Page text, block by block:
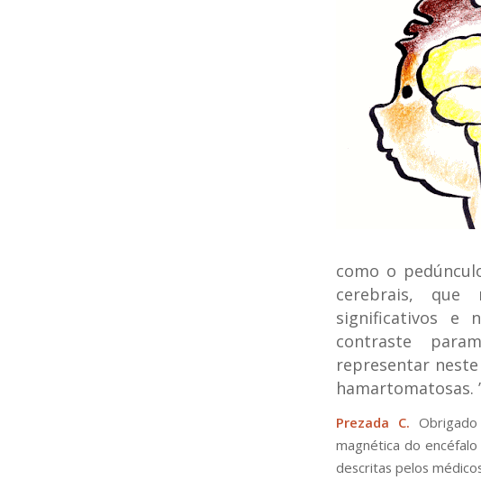
como o
cerebrais, que
significativos e
contraste
representar
hamartomatosas.
Prezada C.
magnética do encéfalo
descritas pelos